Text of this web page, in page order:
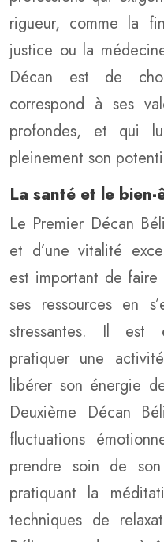
rigueur, comme la
justice ou la
Décan est de
correspond à ses
profondes, et qui
pleinement son
La santé et le bien-
Le Premier Décan
et d’une vitalité
est important de
ses ressources en
stressantes. Il est
pratiquer une
libérer son énergie
Deuxième Décan
fluctuations
prendre soin de
pratiquant la
techniques de